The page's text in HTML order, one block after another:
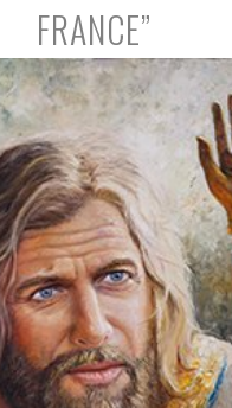
FRANCE”